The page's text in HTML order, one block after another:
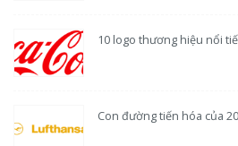
10 logo thương hiệu nổi
Con đường tiến hóa của